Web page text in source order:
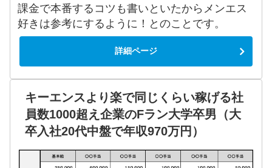
課金で本番するコツも書いといたからメンエス
好きは参考にするように！とのことです。
詳細ページ
キーエンスより楽で同じくらい稼げる社
員数1000超え企業のFラン大学卒男（大
卒入社20代中盤で年収970万円）